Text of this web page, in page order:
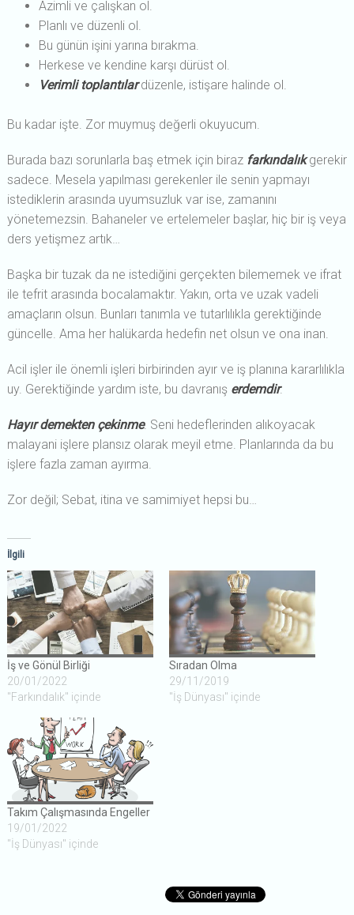
Azimli ve çalışkan ol.
Planlı ve düzenli ol.
Bu günün işini yarına bırakma.
Herkese ve kendine karşı dürüst ol.
Verimli toplantılardüzenle, istişare halinde ol.
Bu kadar işte. Zor muymuş değerli okuyucum.
Burada bazı sorunlarla baş etmek için biraz farkındalıkgerekir
sadece. Mesela yapılması gerekenler ile senin yapmayı
istediklerin arasında uyumsuzluk var ise, zamanını
yönetemezsin. Bahaneler ve ertelemeler başlar, hiç bir iş veya
ders yetişmez artık…
Başka bir tuzak da ne istediğini gerçekten bilememek ve ifrat
ile tefrit arasında bocalamaktır. Yakın, orta ve uzak vadeli
amaçların olsun. Bunları tanımla ve tutarlılıkla gerektiğinde
güncelle. Ama her halükarda hedefin net olsun ve ona inan.
Acil işler ile önemli işleri birbirinden ayır ve iş planına kararlılıkla
uy. Gerektiğinde yardım iste, bu davranış erdemdir.
Hayır demekten çekinme. Seni hedeflerinden alıkoyacak
malayani işlere plansız olarak meyil etme. Planlarında da bu
işlere fazla zaman ayırma.
Zor değil; Sebat, itina ve samimiyet hepsi bu…
İlgili
İş ve Gönül Birliği
20/01/2022
"Farkındalık" içinde
Sıradan Olma
29/11/2019
"İş Dünyası" içinde
Takım Çalışmasında Engeller
19/01/2022
"İş Dünyası" içinde